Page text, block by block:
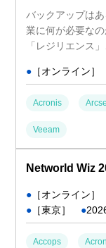
バックアップは
業に何が必要なの
「レジリエンス
● ［オンライン］
Acronis
Veeam
Networld Wiz
● ［オンライン］
● ［東京］ ●
Accops